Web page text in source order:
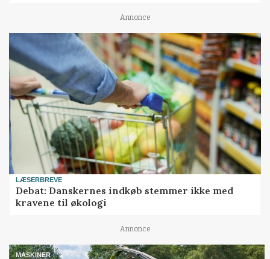
Annonce
LÆSERBREVE
Debat: Danskernes indkøb stemmer ikke med
kravene til økologi
Annonce
MASKINER